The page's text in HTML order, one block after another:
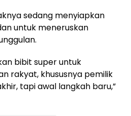
sedang menyiapkan
untuk meneruskan
bibit super untuk
rakyat, khususnya pemilik
tapi awal langkah baru,”